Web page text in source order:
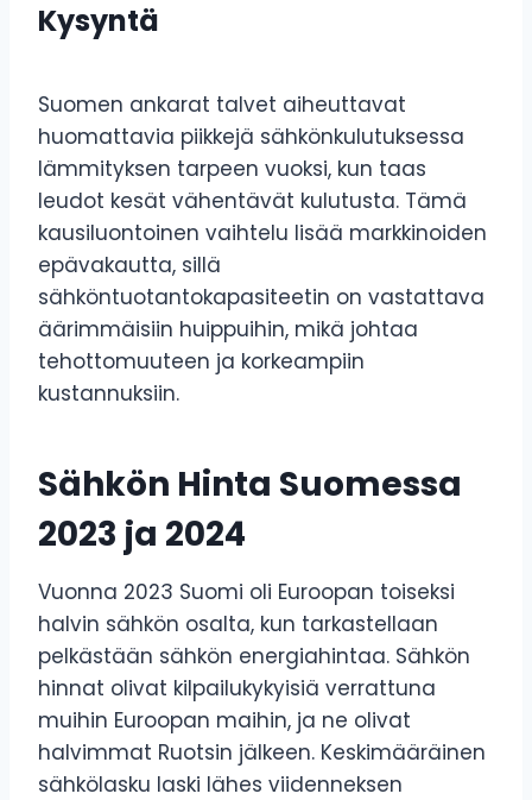
Kysyntä
Suomen ankarat talvet aiheuttavat
huomattavia piikkejä sähkönkulutuksessa
lämmityksen tarpeen vuoksi, kun taas
leudot kesät vähentävät kulutusta. Tämä
kausiluontoinen vaihtelu lisää markkinoiden
epävakautta, sillä
sähköntuotantokapasiteetin on vastattava
äärimmäisiin huippuihin, mikä johtaa
tehottomuuteen ja korkeampiin
kustannuksiin.
Sähkön Hinta Suomessa
2023 ja 2024
Vuonna 2023 Suomi oli Euroopan toiseksi
halvin sähkön osalta, kun tarkastellaan
pelkästään sähkön energiahintaa. Sähkön
hinnat olivat kilpailukykyisiä verrattuna
muihin Euroopan maihin, ja ne olivat
halvimmat Ruotsin jälkeen. Keskimääräinen
sähkölasku laski lähes viidenneksen